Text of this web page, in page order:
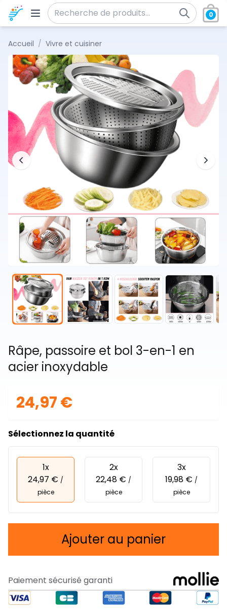
Aller au contenu
Recherche pour :
0
Accueil / Vivre et cuisiner
Râpe, passoire et bol 3-en-1 en
acier inoxydable
24,97 €
Sélectionnez la quantité
1x
24,97 € /
pièce
2x
22,48 € /
pièce
3x
19,98 € /
pièce
Ajouter au panier
Paiement sécurisé garanti